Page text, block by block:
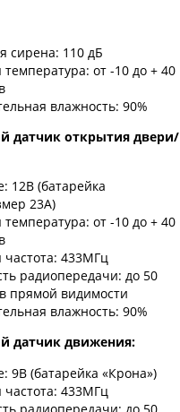
сирена: 110 дБ
температура: от -10 до + 40
влажность: 90%
датчик открытия двери/
12В (батарейка
23А)
температура: от -10 до + 40
частота: 433MГц
радиопередачи: до 50
прямой видимости
влажность: 90%
датчик движения:
9В (батарейка «Крона»)
частота: 433MГц